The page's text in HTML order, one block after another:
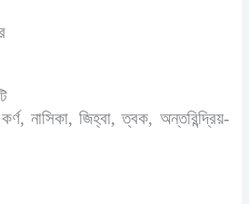
নাসিকা, জিহ্বা, ত্বক, অন্তরিন্দ্রিয়-